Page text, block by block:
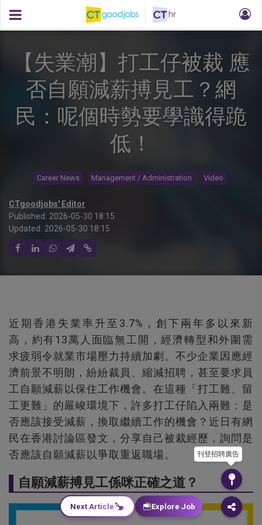
【失業潮】打工仔被裁 應
否自願減薪搏見工？網
民：呢個時勢要學識得跪
低！
Career News Management / Administration Video
CTgoodjobs' Editor
Published: 2026-05-30 18:15
Updated: 2026-05-30 18:15
近期香港失業率升至3.7%，創下兩年多以來新
高，約有13萬人面臨無工開，經濟轉型和外圍需
求疲弱令就業市場壓力持續加劇。不少企業因應經
濟前景不明朗，紛紛裁員、縮減招聘，甚至要求員
工自願減薪以保住工作機會。在這種「打工難、留
工更難」的嚴峻環境下，許多打工仔陷入兩難：是
否應該接受減薪，換取繼續工作的機會？近日有網
民在香港討論區發文，分享自己被裁經歷，詢問是
否應該自願減薪以爭取重返職場。
自願減薪搏見工係咪正確之道？
刊登招聘廣告
Next Article Explore Job